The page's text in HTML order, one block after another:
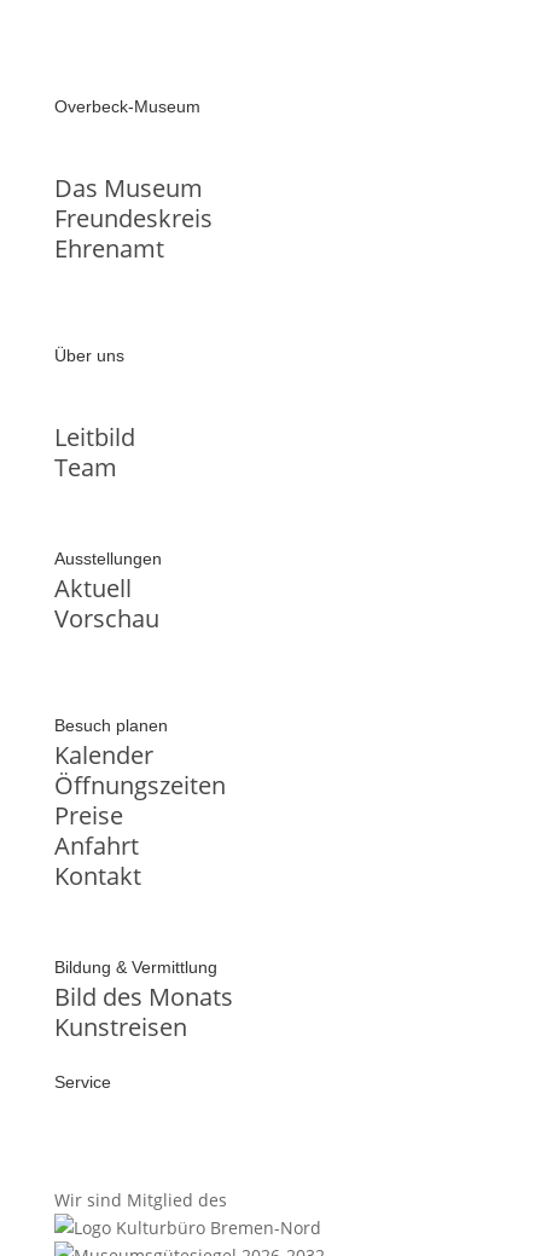
Overbeck-Museum
Das Museum
Freundeskreis
Ehrenamt
Über uns
Leitbild
Team
Ausstellungen
Aktuell
Vorschau
Besuch planen
Kalender
Öffnungszeiten
Preise
Anfahrt
Kontakt
Bildung & Vermittlung
Bild des Monats
Kunstreisen
Service
Wir sind Mitglied des